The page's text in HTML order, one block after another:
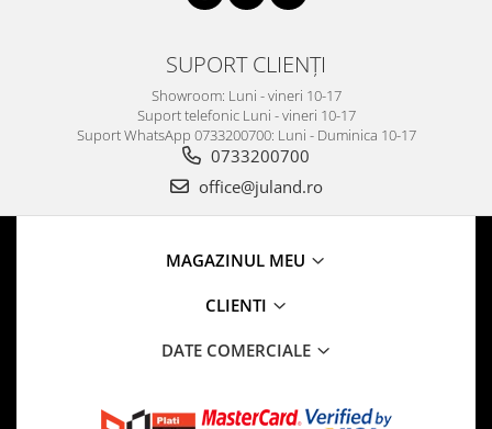
SUPORT CLIENȚI
Showroom: Luni - vineri 10-17
Suport telefonic Luni - vineri 10-17
Suport WhatsApp 0733200700: Luni - Duminica 10-17
0733200700
office@juland.ro
MAGAZINUL MEU
CLIENTI
DATE COMERCIALE